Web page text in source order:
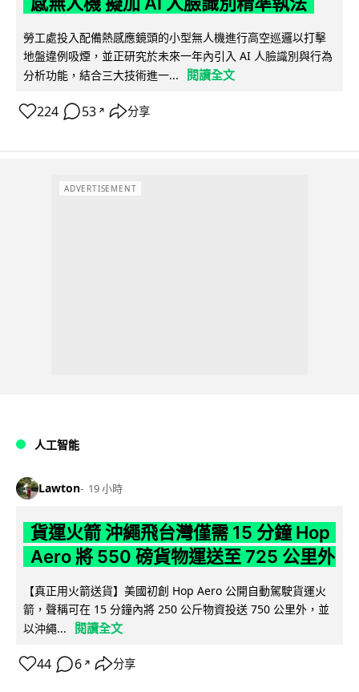
勞工處投入配備熱感應鏡頭的小型無人機進行高空巡邏以打擊
地盤違例吸煙，並正研究於未來一年內引入 AI 人臉識別與行為
分析功能，結合三大技術進一...
閱讀全文
224 53 ↗ 分享
ADVERTISEMENT
人工智能
Lawton 19 小時
貨運火箭 沖繩飛台灣僅需 15 分鐘 Hop
Aero 將 550 磅貨物運送至 725 公里外
【真正用火箭送貨】美國初創 Hop Aero 公開自動駕駛貨運火
箭，聲稱可在 15 分鐘內將 250 公斤物資投送 750 公里外，並
以沖繩...
閱讀全文
44 6 ↗ 分享